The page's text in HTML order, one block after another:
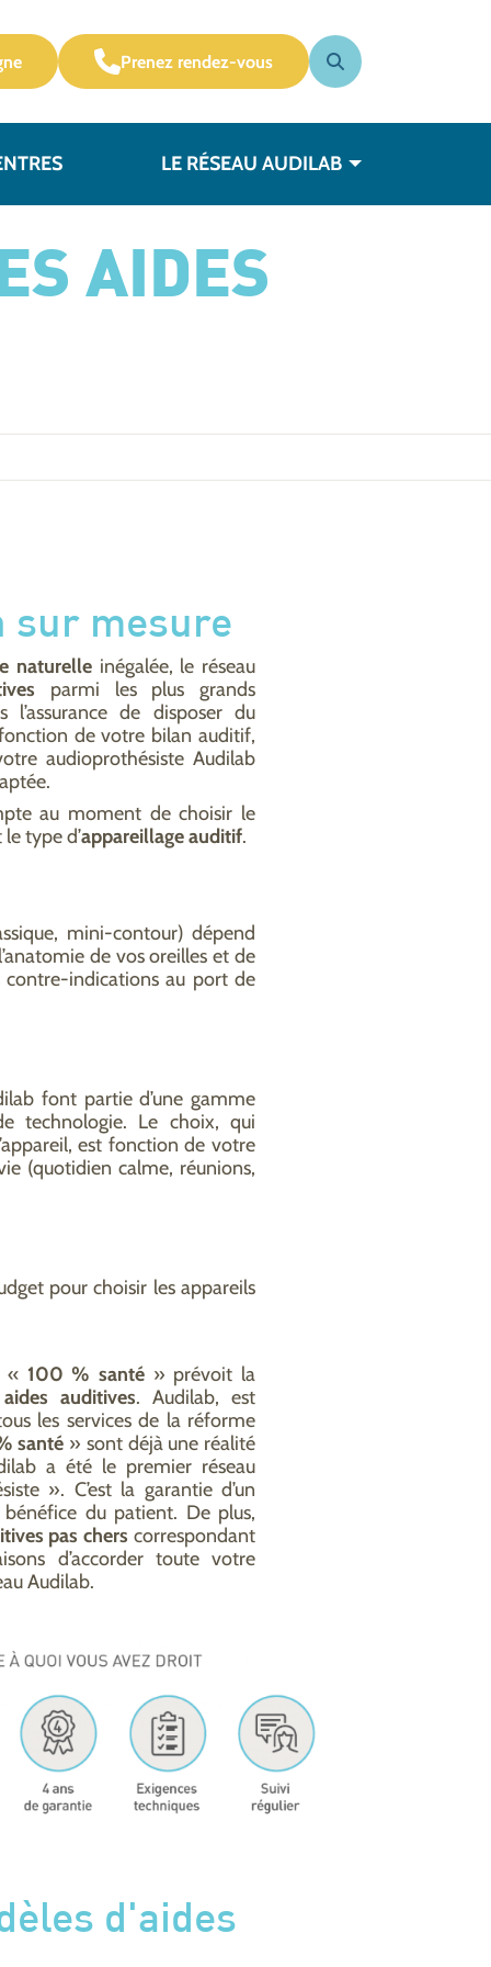
Prenez rendez-vous
LE RÉSEAU AUDILAB
AIDES
sur mesure
naturelleinégalée, le réseau
parmi les plus grands
l’assurance de disposer du
de votre bilan auditif,
audioprothésiste Audilab
au moment de choisir le
type d’appareillage auditif.
mini-contour) dépend
de vos oreilles et de
contre-indications au port de
font partie d’une gamme
technologie. Le choix, qui
est fonction de votre
(quotidien calme, réunions,
pour choisir les appareils
« 100 % santé» prévoit la
auditives. Audilab, est
les services de la réforme
santé » sont déjà une réalité
a été le premier réseau
». C’est la garantie d’un
du patient. De plus,
paschers correspondant
d’accorder toute votre
Audilab.
d'aides